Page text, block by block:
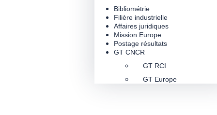
Bibliométrie
Filière industrielle
Affaires juridiques
Mission Europe
Postage résultats
GT CNCR
GT RCI
GT Europe